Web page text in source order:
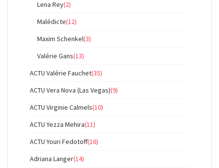
Lena Rey(2)
Malédicte(12)
Maxim Schenkel(3)
Valérie Gans(13)
ACTU Valérie Fauchet(35)
ACTU Vera Nova (Las Vegas)(9)
ACTU Virginie Calmels(10)
ACTU Yezza Mehira(11)
ACTU Youri Fedotoff(16)
Adriana Langer(14)